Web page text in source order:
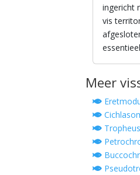
ingericht
vis
Meer